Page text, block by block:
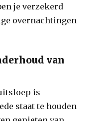
je verzekerd
overnachtingen
van
is
staat te houden